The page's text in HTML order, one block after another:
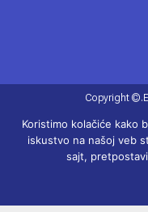
Copyright
Koristimo kolačiće kako
iskustvo na našoj veb
sajt,